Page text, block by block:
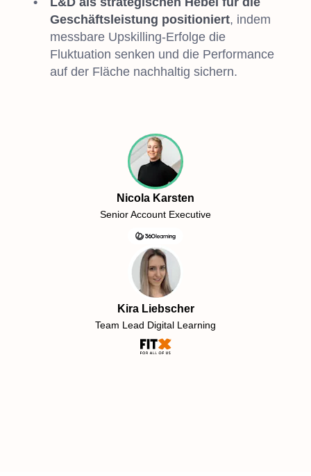
Geschäftsleistung positioniert, indem
messbare Upskilling-Erfolge die
Fluktuation senken und die Performance
auf der Fläche nachhaltig sichern.
Nicola Karsten
Senior Account Executive
Kira Liebscher
Team Lead Digital Learning